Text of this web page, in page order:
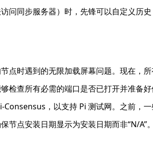
问同步服务器）时，先锋可以自定义历
点时遇到的无限加载屏幕问题。现在，
检查所有必需的端口是否已打开并准备好
，以支持 Pi 测试网。之前，
节点安装日期显示为安装日期而非“N/